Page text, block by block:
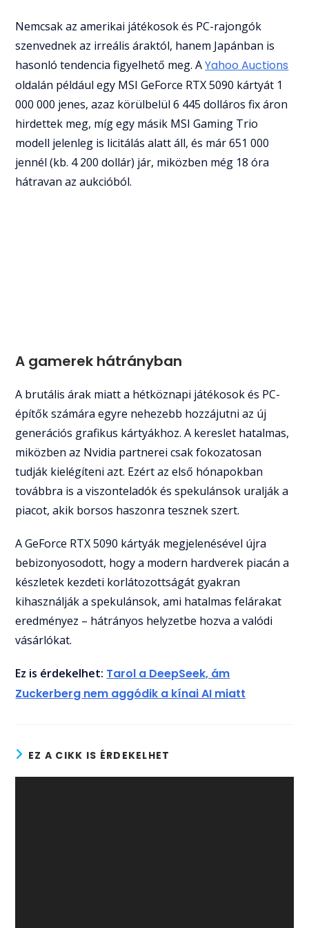
Nemcsak az amerikai játékosok és PC-rajongók
szenvednek az irreális áraktól, hanem Japánban is
hasonló tendencia figyelhető meg. AYahoo Auctions
oldalán például egy MSI GeForce RTX 5090 kártyát 1
000 000 jenes, azaz körülbelül 6 445 dolláros fix áron
hirdettek meg, míg egy másik MSI Gaming Trio
modell jelenleg is licitálás alatt áll, és már 651 000
jennél (kb. 4 200 dollár) jár, miközben még 18 óra
hátravan az aukcióból.
A gamerek hátrányban
A brutális árak miatt a hétköznapi játékosok és PC-
építők számára egyre nehezebb hozzájutni az új
generációs grafikus kártyákhoz. A kereslet hatalmas,
miközben az Nvidia partnerei csak fokozatosan
tudják kielégíteni azt. Ezért az első hónapokban
továbbra is a viszonteladók és spekulánsok uralják a
piacot, akik borsos haszonra tesznek szert.
A GeForce RTX 5090 kártyák megjelenésével újra
bebizonyosodott, hogy a modern hardverek piacán a
készletek kezdeti korlátozottságát gyakran
kihasználják a spekulánsok, ami hatalmas felárakat
eredményez – hátrányos helyzetbe hozva a valódi
vásárlókat.
Ez is érdekelhet: Tarol a DeepSeek, ám
Zuckerberg nem aggódik a kínai AI miatt
EZ A CIKK IS ÉRDEKELHET